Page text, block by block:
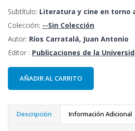
Subtítulo: Literatura y cine en torno
Colección: --Sin Colección
Autor: Ríos Carratalá, Juan Antonio
Editor : Publicaciones de la
AÑADIR AL CARRITO
Descripción Información Adicional